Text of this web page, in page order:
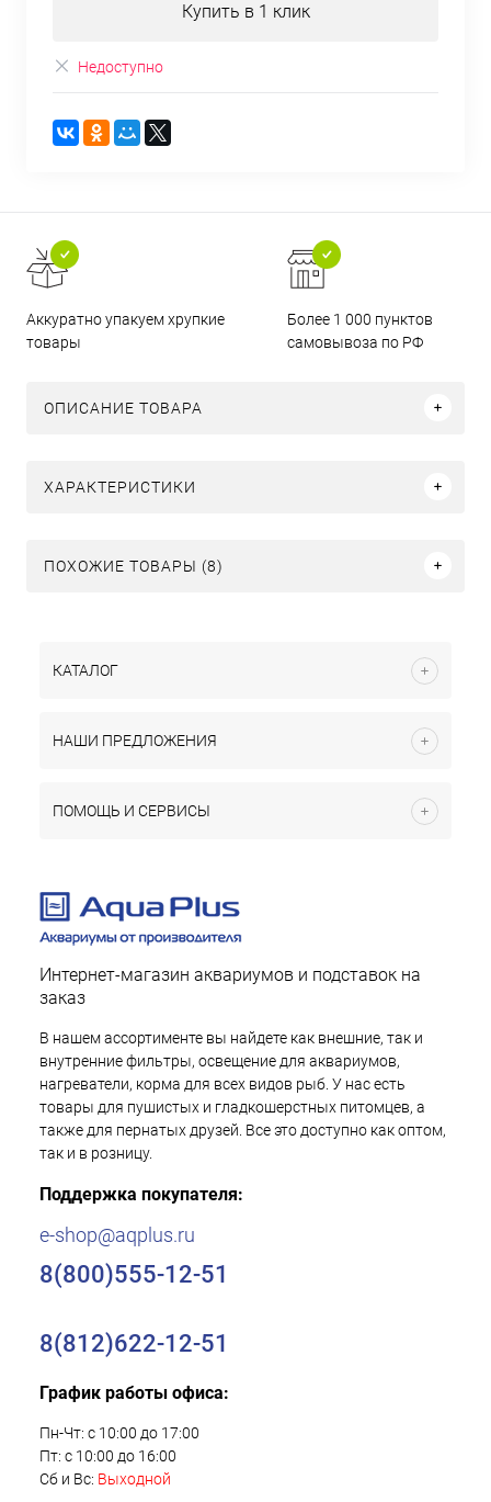
Купить в 1 клик
Недоступно
Аккуратно упакуем хрупкие
товары
Более 1 000 пунктов
самовывоза по РФ
ОПИСАНИЕ ТОВАРА
ХАРАКТЕРИСТИКИ
ПОХОЖИЕ ТОВАРЫ (8)
КАТАЛОГ
НАШИ ПРЕДЛОЖЕНИЯ
ПОМОЩЬ И СЕРВИСЫ
Интернет-магазин аквариумов и подставок на
заказ
В нашем ассортименте вы найдете как внешние, так и
внутренние фильтры, освещение для аквариумов,
нагреватели, корма для всех видов рыб. У нас есть
товары для пушистых и гладкошерстных питомцев, а
также для пернатых друзей. Все это доступно как оптом,
так и в розницу.
Поддержка покупателя:
e-shop@aqplus.ru
8(800)555-12-51
8(812)622-12-51
График работы офиса:
Пн-Чт: с 10:00 до 17:00
Пт: с 10:00 до 16:00
Сб и Вс: Выходной